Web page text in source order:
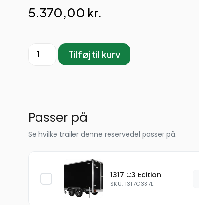
5.370,00 kr.
Tilføj til kurv
Passer på
Se hvilke trailer denne reservedel passer på.
1317 C3 Edition
SKU: 1317C337E